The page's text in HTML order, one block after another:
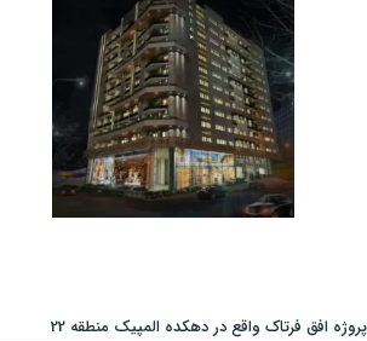
پروژه افق فرتاک واقع در دهکده المپیک منطقه 22